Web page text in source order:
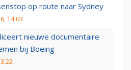
op route naar Sydney
14:03
nieuwe documentaire
bij Boeing